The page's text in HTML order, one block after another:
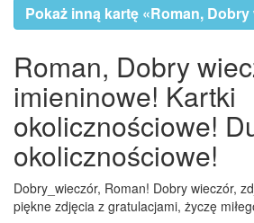
Pokaż inną kartę «Roman, Dobry
Roman, Dobry
imieninowe! Kartki
okolicznościowe!
okolicznościowe!
Dobry_wieczór, Roman! Dobry wieczór,
piękne zdjęcia z gratulacjami, życzę